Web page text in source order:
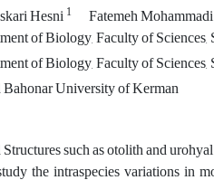
Hesni1 Fatemeh Mohammadi
of Biology, Faculty of
of Biology, Faculty of
Bahonar University of Kerman
such as otolith and
the intraspecies variations in